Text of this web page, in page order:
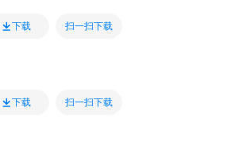
下载 扫一扫下载
下载 扫一扫下载